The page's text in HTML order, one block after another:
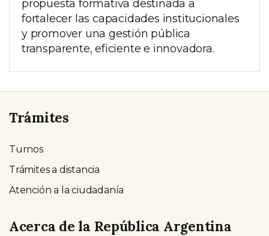
propuesta formativa destinada a
fortalecer las capacidades institucionales
y promover una gestión pública
transparente, eficiente e innovadora.
Trámites
Turnos
Trámites a distancia
Atención a la ciudadanía
Acerca de la República Argentina